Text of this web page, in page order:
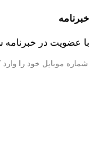
خبرنامه
با عضویت در خبرنامه